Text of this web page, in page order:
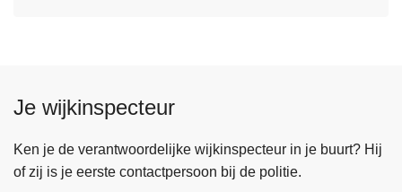
Je wijkinspecteur
Ken je de verantwoordelijke wijkinspecteur in je buurt? Hij
of zij is je eerste contactpersoon bij de politie.